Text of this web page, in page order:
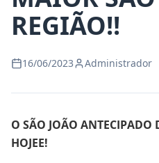
REGIÃO!!
16/06/2023 Administrador
O SÃO JOÃO ANTECIPADO
HOJEE!